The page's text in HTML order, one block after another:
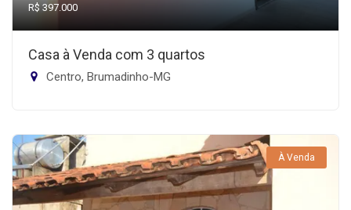
R$ 397.000
Casa à Venda com 3 quartos
Centro, Brumadinho-MG
À Venda